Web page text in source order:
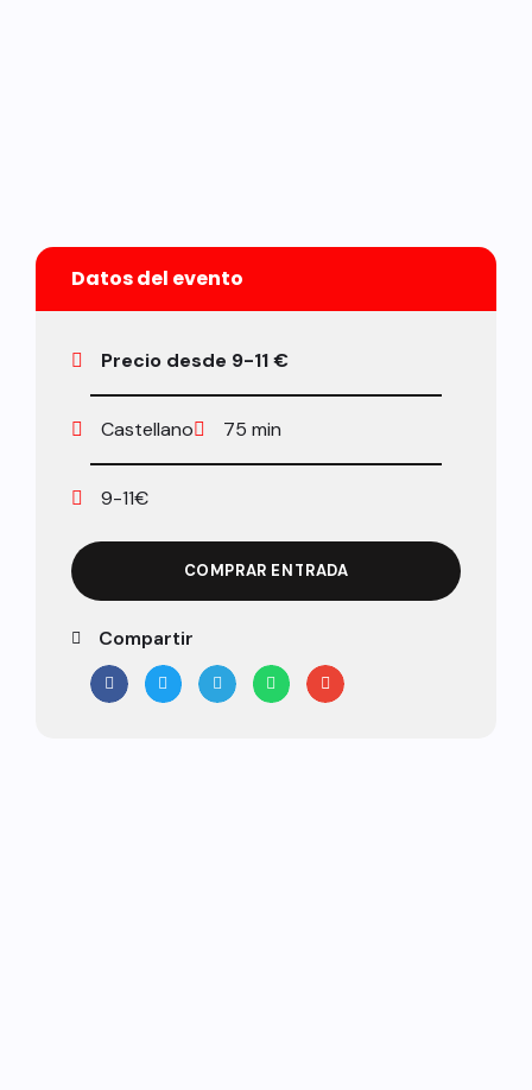
Datos del evento
Precio desde 9-11 €
Castellano 75 min
9-11€
COMPRAR ENTRADA
Compartir